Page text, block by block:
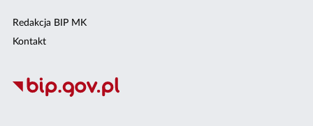
Redakcja BIP MK
Kontakt